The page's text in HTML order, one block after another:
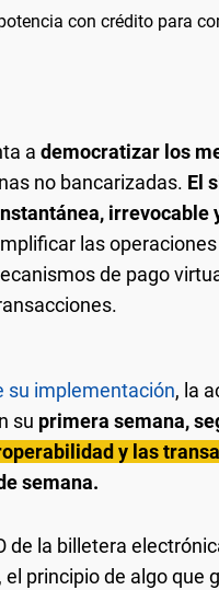
con crédito para
a democratizar los
no bancarizadas. El
irrevocable
las
de pago
su implementación, la
su primera semana,
y las
semana.
de la billetera
principio de algo que